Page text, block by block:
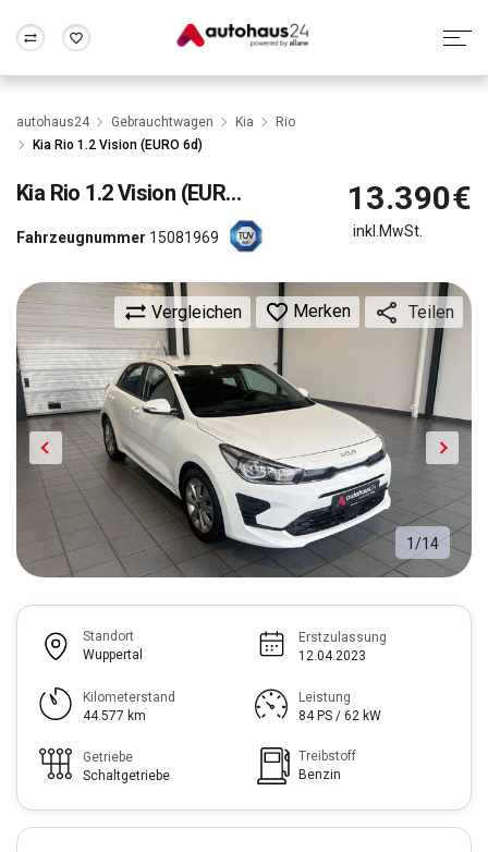
Zum Antrag
Wir bewerten dein Auto
Alle Fragen & Antworten
Rund um die Inzahlungnahme
Frankfurt Wuppertal
autohaus24 Gebrauchtwagen Kia
Rio
Kia Rio 1.2 Vision (EURO 6d)
Kia Rio 1.2 Vision (EURO 6d)
Fahrzeugnummer 15081969
Vergleichen Merken Teilen
13.390€
inkl.MwSt.
1 /14
Standort
Wuppertal
Erstzulassung
12.04.2023
Kilometerstand
44.577 km
Leistung
84 PS / 62 kW
Getriebe
Schaltgetriebe
Treibstoff
Benzin